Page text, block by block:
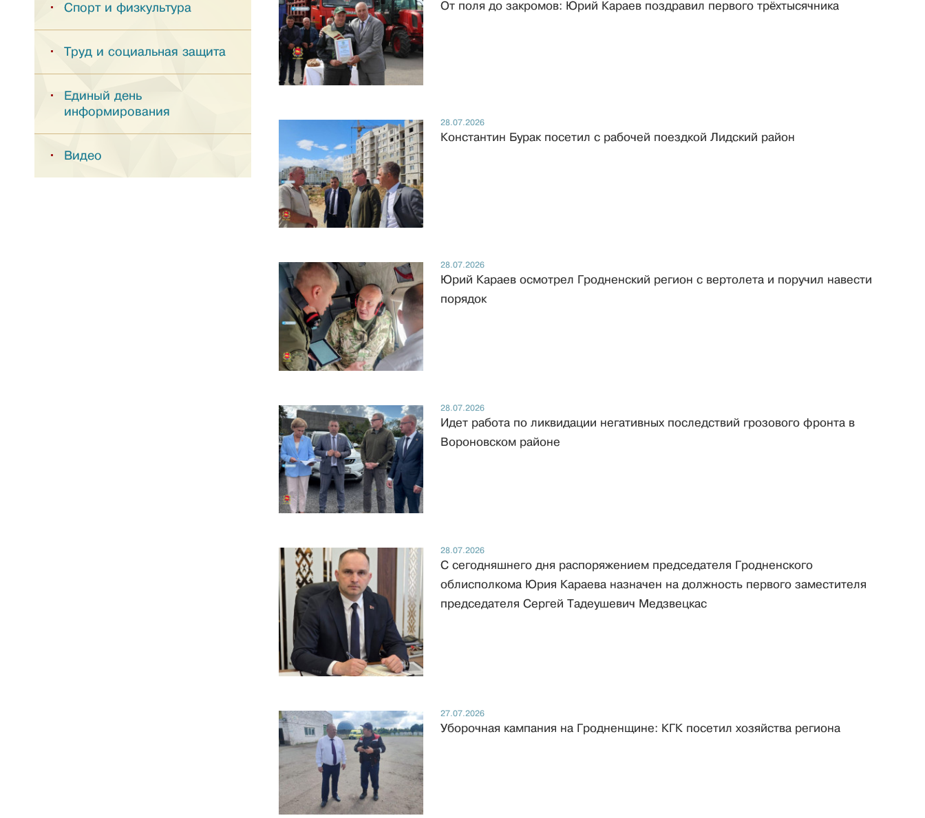
Спорт и физкультура
Труд и социальная защита
Единый день
информирования
Видео
От поля до закромов: Юрий Караев поздравил первого трёхтысячника
28.07.2026
Константин Бурак посетил с рабочей поездкой Лидский район
28.07.2026
Юрий Караев осмотрел Гродненский регион с вертолета и поручил навести
порядок
28.07.2026
Идет работа по ликвидации негативных последствий грозового фронта в
Вороновском районе
28.07.2026
С сегодняшнего дня распоряжением председателя Гродненского
облисполкома Юрия Караева назначен на должность первого заместителя
председателя Сергей Тадеушевич Медзвецкас
27.07.2026
Уборочная кампания на Гродненщине: КГК посетил хозяйства региона